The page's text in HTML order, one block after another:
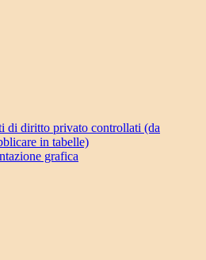
di diritto privato controllati (da
in tabelle)
grafica